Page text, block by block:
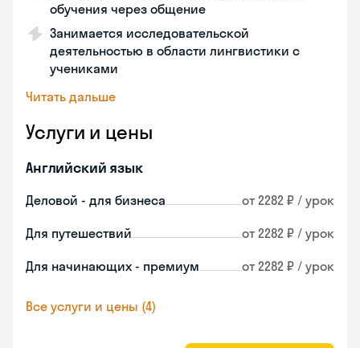
обучения через общение
Занимается исследовательской
деятельностью в области лингвистики с
учениками
Читать дальше
Услуги и цены
Английский язык
Деловой - для бизнеса от 2282 ₽ / урок
Для путешествий от 2282 ₽ / урок
Для начинающих - премиум от 2282 ₽ / урок
Все услуги и цены (4)